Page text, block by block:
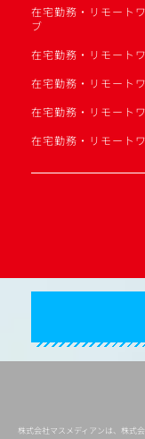
在宅勤務・リモート
ブ
在宅勤務・リモート
在宅勤務・リモート
在宅勤務・リモート
在宅勤務・リモート
株式会社マスメディアンは、株式